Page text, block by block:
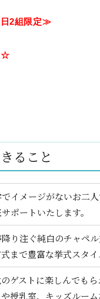
2組限定≫
☆
ること
イメージがないお二人
ポートいたします。
注ぐ純白のチャペ
まで豊富な挙式スタ
ストに楽しんでも
乳室、キッズルー